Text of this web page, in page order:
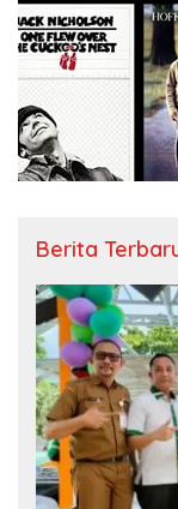
Berita